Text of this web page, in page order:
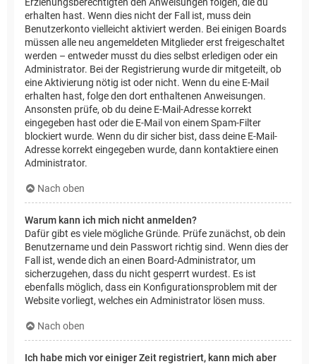
erhalten hast. Wenn dies nicht der Fall ist, muss dein
Benutzerkonto vielleicht aktiviert werden. Bei einigen Boards
müssen alle neu angemeldeten Mitglieder erst freigeschaltet
werden – entweder musst du dies selbst erledigen oder ein
Administrator. Bei der Registrierung wurde dir mitgeteilt, ob
eine Aktivierung nötig ist oder nicht. Wenn du eine E-Mail
erhalten hast, folge den dort enthaltenen Anweisungen.
Ansonsten prüfe, ob du deine E-Mail-Adresse korrekt
eingegeben hast oder die E-Mail von einem Spam-Filter
blockiert wurde. Wenn du dir sicher bist, dass deine E-Mail-
Adresse korrekt eingegeben wurde, dann kontaktiere einen
Administrator.
Nach oben
Warum kann ich mich nicht anmelden?
Dafür gibt es viele mögliche Gründe. Prüfe zunächst, ob dein
Benutzername und dein Passwort richtig sind. Wenn dies der
Fall ist, wende dich an einen Board-Administrator, um
sicherzugehen, dass du nicht gesperrt wurdest. Es ist
ebenfalls möglich, dass ein Konfigurationsproblem mit der
Website vorliegt, welches ein Administrator lösen muss.
Nach oben
Ich habe mich vor einiger Zeit registriert, kann mich aber